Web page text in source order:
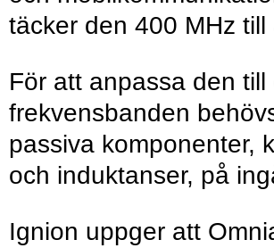
täcker den 400 MHz till
För att anpassa den
frekvensbanden
passiva komponenter,
och induktanser, på
Ignion uppger att